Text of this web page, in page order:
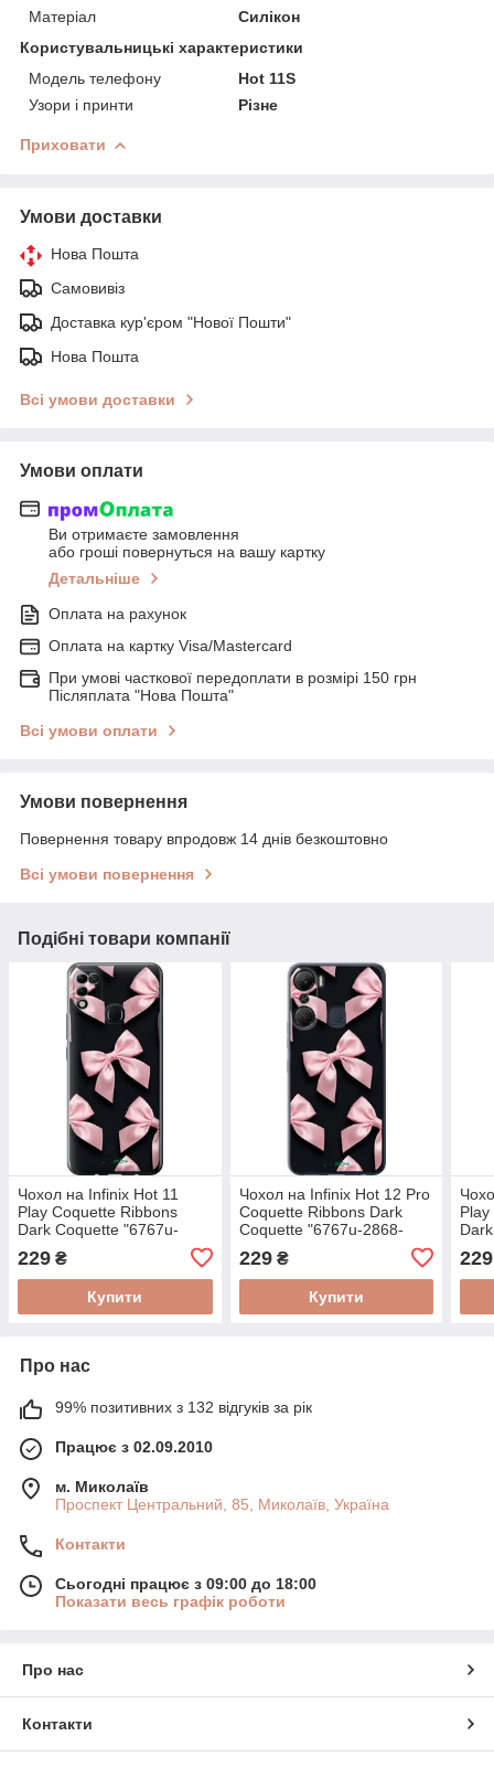
Матеріал
Силікон
Користувальницькі характеристики
Модель телефону
Hot 11S
Узори і принти
Різне
Приховати
Умови доставки
Нова Пошта
Самовивіз
Доставка кур'єром "Нової Пошти"
Нова Пошта
Всі умови доставки
Умови оплати
Ви отримаєте замовлення
або гроші повернуться на вашу картку
Детальніше
Оплата на рахунок
Оплата на картку Visa/Mastercard
При умові часткової передоплати в розмірі 150 грн
Післяплата "Нова Пошта"
Всі умови оплати
Умови повернення
Повернення товару впродовж 14 днів безкоштовно
Всі умови повернення
Подібні товари компанії
Чохол на Infinix Hot 11
Play Coquette Ribbons
Dark Coquette "6767u-
229 ₴
Купити
Чохол на Infinix Hot 12 Pro
Coquette Ribbons Dark
Coquette "6767u-2868-
229₴
Купити
229
Про нас
99% позитивних з 132 відгуків за рік
Працює з 02.09.2010
м. Миколаїв
Проспект Центральний, 85, Миколаїв, Україна
Контакти
Сьогодні працює з 09:00 до 18:00
Показати весь графік роботи
Про нас
Контакти